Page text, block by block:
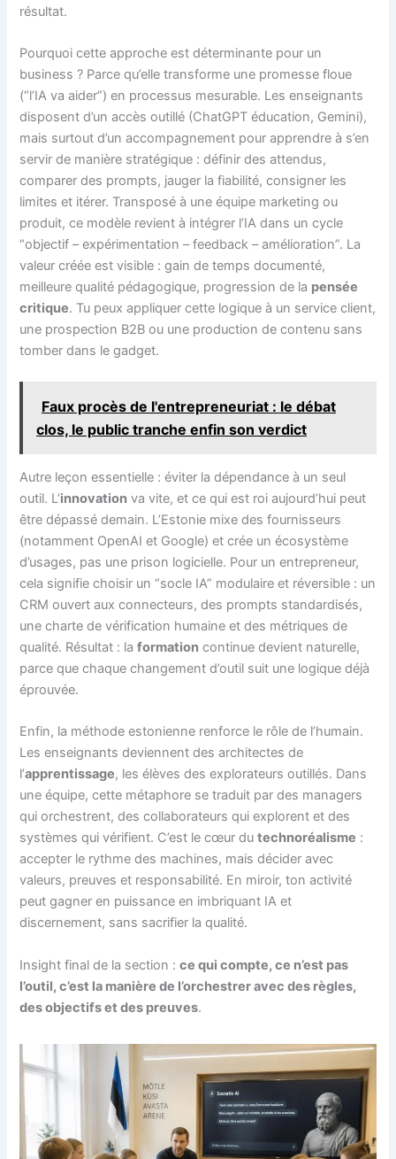
résultat.
Pourquoi cette approche est déterminante pour un
business ? Parce qu’elle transforme une promesse floue
(“l’IA va aider”) en processus mesurable. Les enseignants
disposent d’un accès outillé (ChatGPT éducation, Gemini),
mais surtout d’un accompagnement pour apprendre à s’en
servir de manière stratégique : définir des attendus,
comparer des prompts, jauger la fiabilité, consigner les
limites et itérer. Transposé à une équipe marketing ou
produit, ce modèle revient à intégrer l’IA dans un cycle
“objectif – expérimentation – feedback – amélioration”. La
valeur créée est visible : gain de temps documenté,
meilleure qualité pédagogique, progression de la pensée
critique. Tu peux appliquer cette logique à un service client,
une prospection B2B ou une production de contenu sans
tomber dans le gadget.
Faux procès de l'entrepreneuriat : le débat
clos, le public tranche enfin son verdict
Autre leçon essentielle : éviter la dépendance à un seul
outil. L’innovation va vite, et ce qui est roi aujourd’hui peut
être dépassé demain. L’Estonie mixe des fournisseurs
(notamment OpenAI et Google) et crée un écosystème
d’usages, pas une prison logicielle. Pour un entrepreneur,
cela signifie choisir un “socle IA” modulaire et réversible : un
CRM ouvert aux connecteurs, des prompts standardisés,
une charte de vérification humaine et des métriques de
qualité. Résultat : laformation continue devient naturelle,
parce que chaque changement d’outil suit une logique déjà
éprouvée.
Enfin, la méthode estonienne renforce le rôle de l’humain.
Les enseignants deviennent des architectes de
l’apprentissage, les élèves des explorateurs outillés. Dans
une équipe, cette métaphore se traduit par des managers
qui orchestrent, des collaborateurs qui explorent et des
systèmes qui vérifient. C’est le cœur dutechnoréalisme :
accepter le rythme des machines, mais décider avec
valeurs, preuves et responsabilité. En miroir, ton activité
peut gagner en puissance en imbriquant IA et
discernement, sans sacrifier la qualité.
Insight final de la section :ce qui compte, ce n’est pas
l’outil, c’est la manière de l’orchestrer avec des règles,
des objectifs et des preuves.